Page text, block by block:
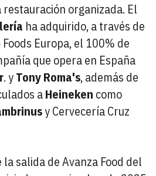
restauración organizada. El
ha adquirido, a través de
Europa, el 100% de
que opera en España
. yTony Roma's, además de
aHeineken como
y Cervecería Cruz
salida de Avanza Food del